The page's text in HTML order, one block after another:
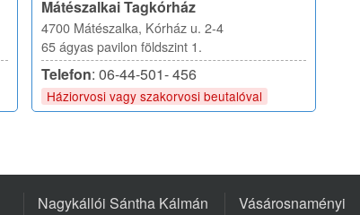
Mátészalkai Tagkórház
4700 Mátészalka, Kórház u. 2-4
65 ágyas pavilon földszint 1.
Telefon: 06-44-501- 456
Háziorvosi vagy szakorvosi beutalóval
Nagykállói Sántha Kálmán
Vásárosnaményi